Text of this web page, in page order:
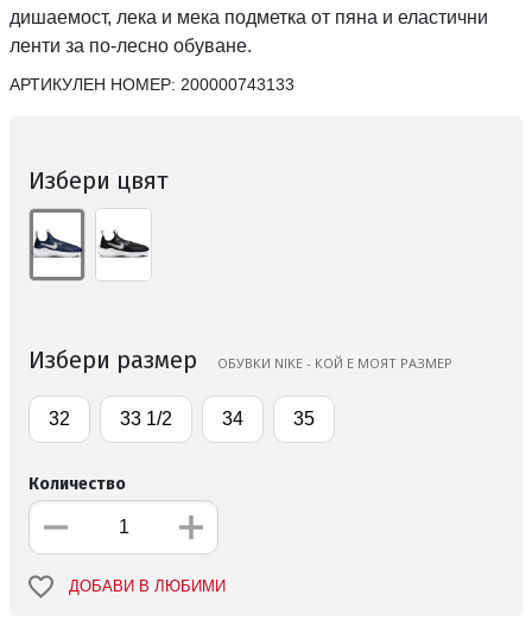
дишаемост, лека и мека подметка от пяна и еластични
ленти за по-лесно обуване.
АРТИКУЛЕН НОМЕР: 200000743133
Избери цвят
Избери размер ОБУВКИ NIKE - КОЙ Е МОЯТ РАЗМЕР
32 33 1/2 34 35
Количество
ДОБАВИ В ЛЮБИМИ